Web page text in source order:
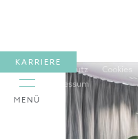
FOLLOW US ON Datenschutz Cookies
Settings
Impressum
MENÜ
KARRIERE